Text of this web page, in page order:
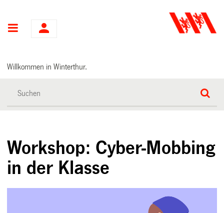
Hauptnavigation
Willkommen in Winterthur.
Workshop: Cyber-Mobbing
in der Klasse